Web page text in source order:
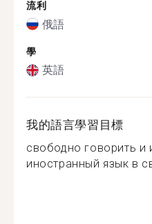
流利
俄語
學
英語
我的語言學習目標
свободно говорить и
иностранный язык в